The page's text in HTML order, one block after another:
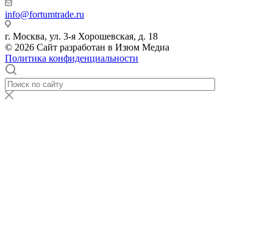
info@fortumtrade.ru
г. Москва, ул. 3-я Хорошевская, д. 18
© 2026 Сайт разработан в Изюм Медиа
Политика конфиденциальности